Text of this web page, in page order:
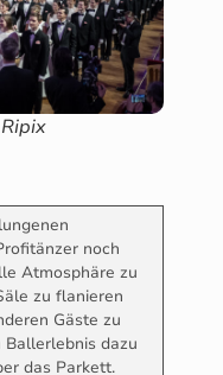
noch
Atmosphäre zu
zu flanieren
Gäste zu
dazu
das Parkett.